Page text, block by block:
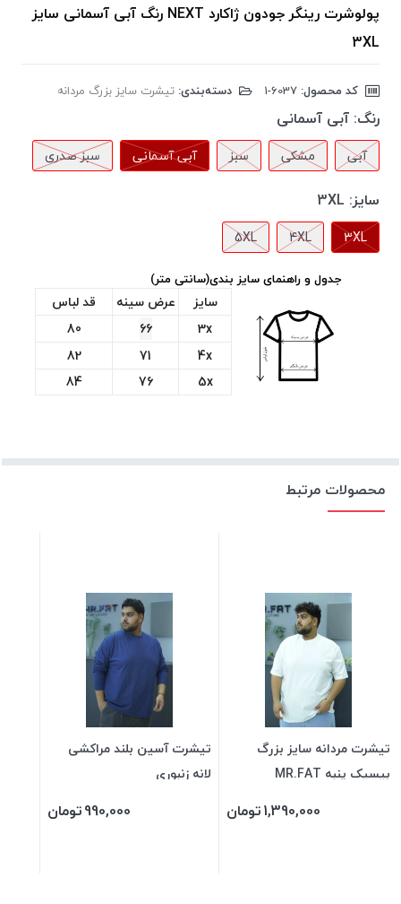
پولوشرت رینگر جودون ژاکارد NEXT رنگ آبی آسمانی سایز
3XL
کد محصول: دسته‌بندی: تیشرت سایز بزرگ مردانه
رنگ: آبی آسمانی
آبی مشکی سبز آبی آسمانی سبز صدری
سایز: 3XL
3XL
4XL
5XL
جدول و راهنمای سایز بندی(سانتی متر)
سایز عرض سینه
قد لباس
3x
66
80
4x
71
82
5x
76
84
محصولات مرتبط
تیشرت مردانه سایز بزرگ
بیسیک پنبه MR.FAT
1,390,000تومان
تیشرت آسین بلند مراکشی
لانه زنبوری
990,000تومان